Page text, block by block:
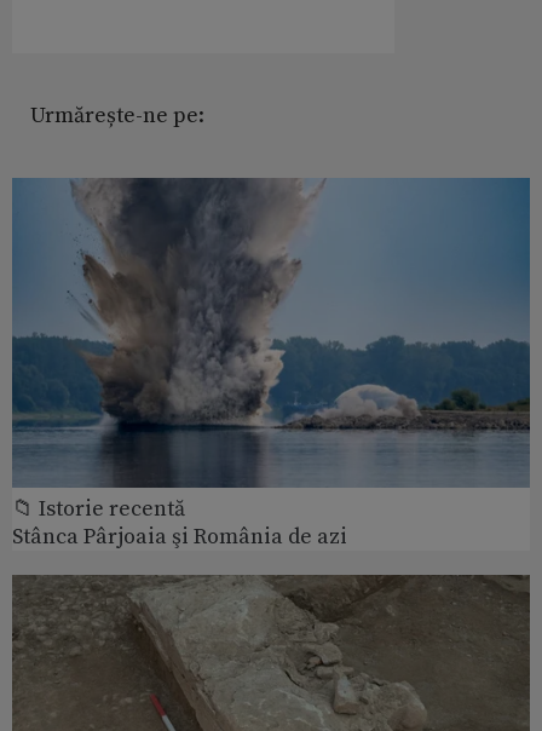
Urmărește-ne pe:
📁 Istorie recentă
Stânca Pârjoaia şi România de azi